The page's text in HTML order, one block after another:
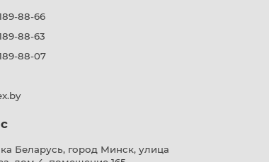
88-66
88-63
88-07
Беларусь, город Минск, улица